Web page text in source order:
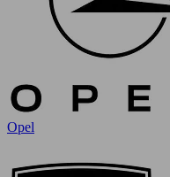
Opel